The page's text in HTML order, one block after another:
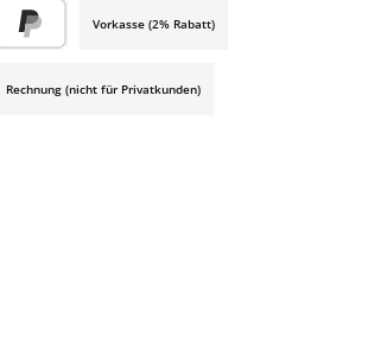
Vorkasse (2% Rabatt)
Rechnung (nicht für Privatkunden)